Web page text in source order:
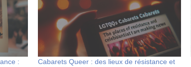
: Cabarets Queer : des lieux de résistance et